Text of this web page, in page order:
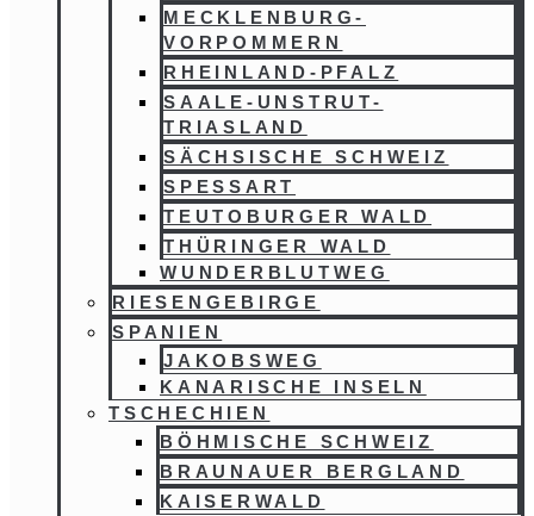
MECKLENBURG-
VORPOMMERN
RHEINLAND-PFALZ
SAALE-UNSTRUT-
TRIASLAND
SÄCHSISCHE SCHWEIZ
SPESSART
TEUTOBURGER WALD
THÜRINGER WALD
WUNDERBLUTWEG
RIESENGEBIRGE
SPANIEN
JAKOBSWEG
KANARISCHE INSELN
TSCHECHIEN
BÖHMISCHE SCHWEIZ
BRAUNAUER BERGLAND
KAISERWALD